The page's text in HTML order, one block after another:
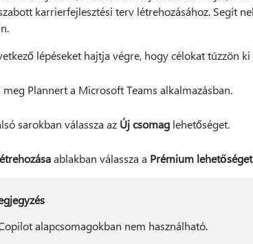
karrierfejlesztési terv létrehozásához. Segít
lépéseket hajtja végre, hogy célokat tűzzön
meg Plannert a Microsoft Teams alkalmazásban.
sarokban válassza az Új csomag lehetőséget.
ablakban válassza a Prémium lehetőséget
alapcsomagokban nem használható.